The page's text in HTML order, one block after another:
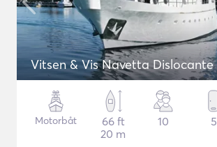
Vitsen & Vis Navetta Dislocante
Motorbåt
66 ft
20 m
10 5